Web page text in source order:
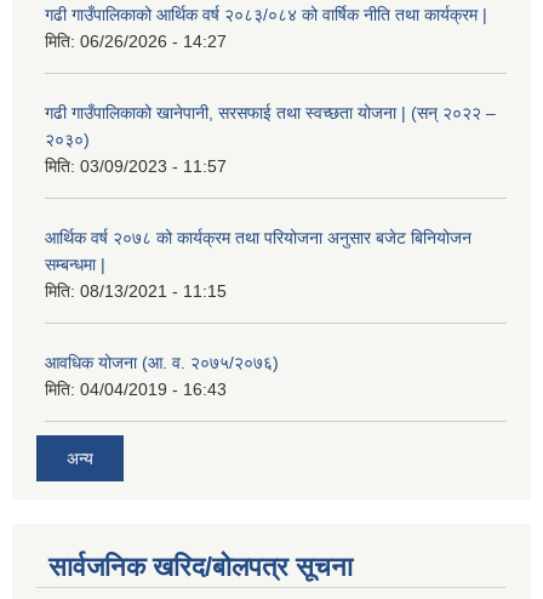
गढी गाउँपालिकाको आर्थिक वर्ष २०८३/०८४ को वार्षिक नीति तथा कार्यक्रम |
मिति: 06/26/2026 - 14:27
गढी गाउँपालिकाको खानेपानी, सरसफाई तथा स्वच्छता योजना | (सन् २०२२ –
२०३०)
मिति: 03/09/2023 - 11:57
आर्थिक वर्ष २०७८ को कार्यक्रम तथा परियोजना अनुसार बजेट बिनियोजन
सम्बन्धमा |
मिति: 08/13/2021 - 11:15
आवधिक योजना (आ. व. २०७५/२०७६)
मिति: 04/04/2019 - 16:43
अन्य
सार्वजनिक खरिद/बोलपत्र सूचना